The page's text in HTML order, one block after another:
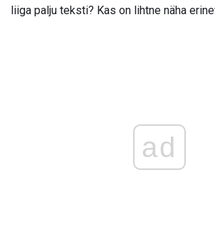
liiga palju teksti? Kas on lihtne näha
ad